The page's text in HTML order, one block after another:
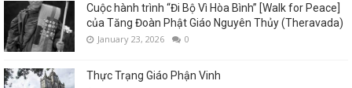
Cuộc hành trình “Đi Bộ Vì Hòa Bình” [Walk for Peace]
của Tăng Đoàn Phật Giáo Nguyên Thủy (Theravada)
January 23, 2026 0
Thực Trạng Giáo Phận Vinh